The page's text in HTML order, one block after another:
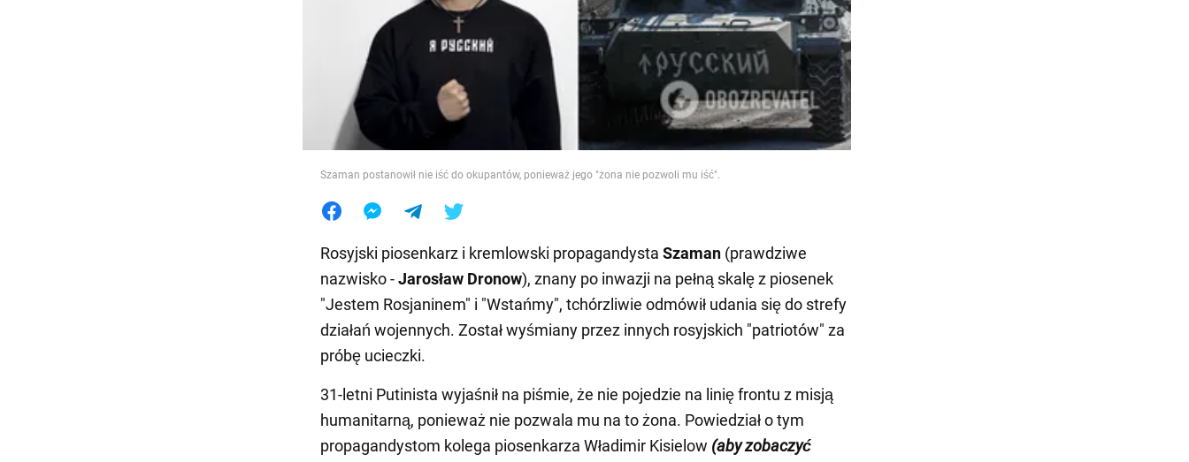
Jedzenie
Szaman postanowił nie iść do okupantów, ponieważ jego "żona nie pozwoli mu iść".
Rosyjski piosenkarz i kremlowski propagandysta Szaman (prawdziwe
nazwisko -Jarosław Dronow), znany po inwazji na pełną skalę z piosenek
"Jestem Rosjaninem" i "Wstańmy", tchórzliwie odmówił udania się do strefy
działań wojennych. Został wyśmiany przez innych rosyjskich "patriotów" za
próbę ucieczki.
31-letni Putinista wyjaśnił na piśmie, że nie pojedzie na linię frontu z misją
humanitarną, ponieważ nie pozwala mu na to żona. Powiedział o tym
propagandystom kolega piosenkarza Władimir Kisielow (aby zobaczyć